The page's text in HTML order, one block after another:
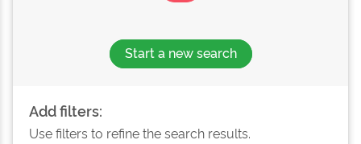
Start a new search
Add filters:
Use filters to refine the search results.